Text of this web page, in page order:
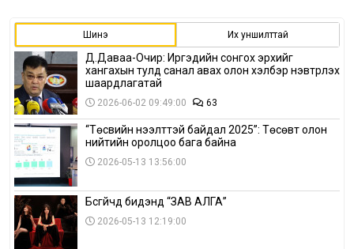
Шинэ Их уншилттай
Д.Даваа-Очир: Иргэдийн сонгох эрхийг
хангахын тулд санал авах олон хэлбэр нэвтрүүлэх
шаардлагатай
2026-06-02 09:49:00 63
“Төсвийн нээлттэй байдал 2025”: Төсөвт олон
нийтийн оролцоо бага байна
2026-05-13 13:56:00
Бүсгүйчүүд бидэнд “ЗАВ АЛГА”
2026-05-13 12:19:00